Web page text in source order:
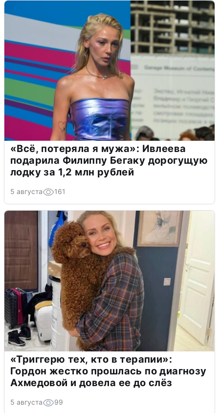
«Всё, потеряла я мужа»: Ивлеева
подарила Филиппу Бегаку дорогущую
лодку за 1,2 млн рублей
5 августа 161
«Триггерю тех, кто в терапии»:
Гордон жестко прошлась по диагнозу
Ахмедовой и довела ее до слёз
5 августа 99